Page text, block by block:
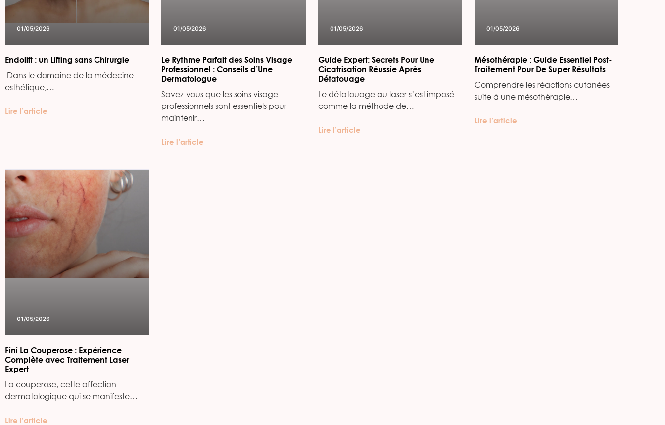
01/05/2026
Endolift : un Lifting sans Chirurgie
‍ Dans le domaine de la médecine
esthétique,…
Lire l’article
01/05/2026
Le Rythme Parfait des Soins Visage
Professionnel : Conseils d’Une
Dermatologue
Savez-vous que les soins visage
professionnels sont essentiels pour
maintenir…
Lire l’article
01/05/2026
Guide Expert: Secrets Pour Une
Cicatrisation Réussie Après
Détatouage
Le détatouage au laser s’est imposé
comme la méthode de…
Lire l’article
01/05/2026
Mésothérapie : Guide Essentiel Post-
Traitement Pour De Super Résultats
Comprendre les réactions cutanées
suite à une mésothérapie…
Lire l’article
01/05/2026
Fini La Couperose : Expérience
Complète avec Traitement Laser
Expert
La couperose, cette affection
dermatologique qui se manifeste…
Lire l’article